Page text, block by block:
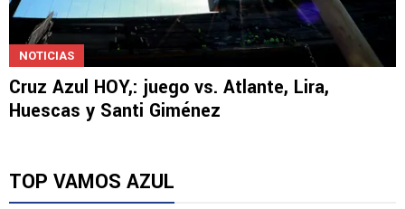
NOTICIAS
Cruz Azul HOY,: juego vs. Atlante, Lira,
Huescas y Santi Giménez
TOP VAMOS AZUL